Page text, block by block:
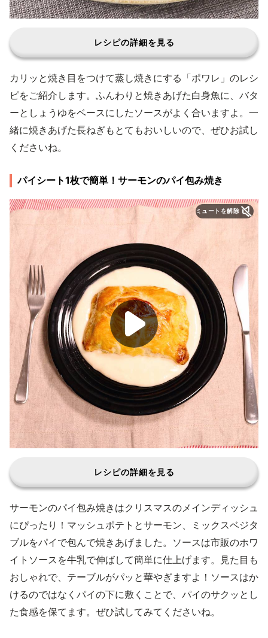
レシピの詳細を見る
カリッと焼き目をつけて蒸し焼きにする「ポワレ」のレシ
ピをご紹介します。ふんわりと焼きあげた白身魚に、バタ
ーとしょうゆをベースにしたソースがよく合いますよ。一
緒に焼きあげた長ねぎもとてもおいしいので、ぜひお試し
くださいね。
パイシート1枚で簡単！サーモンのパイ包み焼き
ミュートを解除
レシピの詳細を見る
サーモンのパイ包み焼きはクリスマスのメインディッシュ
にぴったり！マッシュポテトとサーモン、ミックスベジタ
ブルをパイで包んで焼きあげました。ソースは市販のホワ
イトソースを牛乳で伸ばして簡単に仕上げます。見た目も
おしゃれで、テーブルがパッと華やぎますよ！ソースはか
けるのではなくパイの下に敷くことで、パイのサクッとし
た食感を保てます。ぜひ試してみてくださいね。